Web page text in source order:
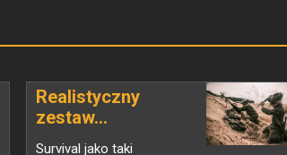
Realistyczny
zestaw...
Survival jako taki